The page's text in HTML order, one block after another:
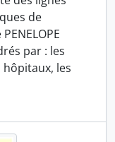
de
par : les
les